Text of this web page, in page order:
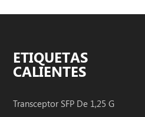
ETIQUETAS
CALIENTES
Transceptor SFP De 1,25 G